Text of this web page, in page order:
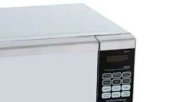
neveras